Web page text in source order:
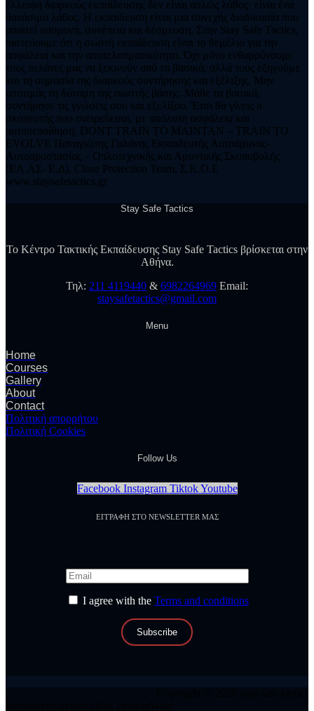
έλλειψη διαρκούς εκπαίδευσης δεν είναι απλώς λάθος· είναι ένα
θανάσιμο λάθος. Η εκπαίδευση είναι μια συνεχής διαδικασία που
απαιτεί υπομονή, συνέπεια και δέσμευση. Στην Stay Safe Tactics,
πιστεύουμε ότι η σωστή εκπαίδευση είναι το θεμέλιο για την
ασφάλεια και την αποτελεσματικότητα. Όχι μόνο ενθαρρύνουμε
τους πελάτες μας να ξεκινούν από τα βασικά, αλλά τους εξηγούμε
και τη σημασία της διαρκούς συντήρησης και εξέλιξης. Μην
υποτιμάς τη δύναμη της σωστής βάσης. Μάθε τα βασικά,
συντήρησε τις γνώσεις σου και εξελίξου. Έτσι θα γίνεις ο
σκοπευτής που ονειρεύεσαι, με απόλυτη ασφάλεια και
αυτοπεποίθηση. DONT TRAIN TO MAINTAN – TRAIN TO
EVOLVE Παναγιώτης Γαλάνης Eκπαιδευτής Αυτοάμυνας-
Αυτοπροστασίας – Οπλοτεχνικής και Αμυντικής Σκοποβολής
(ΕΛ.ΑΣ- Ε.Δ), Close Protection Team, Σ.Κ.Ο.Ε
www.staysafetactics.gr
Stay Safe Tactics
Το Κέντρο Τακτικής Εκπαίδευσης Stay Safe Tactics βρίσκεται στην
Αθήνα.
Τηλ: 211 4119440 & 6982264969 Εmail:
staysafetactics@gmail.com
Menu
Home
Courses
Gallery
About
Contact
Πολιτική απορρήτου
Πολιτική Cookies
Follow Us
Facebook Instagram Tiktok Youtube
ΕΓΓΡΑΦΗ ΣΤΟ NEWSLETTER ΜΑΣ
I agree with the Terms and conditions
Subscribe